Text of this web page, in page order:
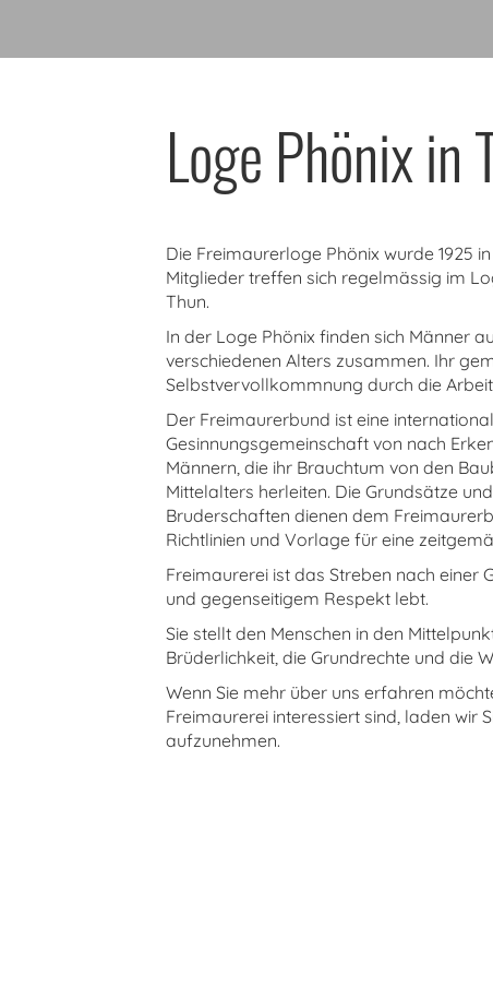
Loge Phönix in
Die Freimaurerloge Phönix wurde 1925
Mitglieder treffen sich regelmässig im
Thun.
In der Loge Phönix finden sich Männer
verschiedenen Alters zusammen. Ihr
Selbstvervollkommnung durch die
Der Freimaurerbund ist eine
Gesinnungsgemeinschaft von nach
Männern, die ihr Brauchtum von den
Mittelalters herleiten. Die Grundsätze
Bruderschaften dienen dem
Richtlinien und Vorlage für eine
Freimaurerei ist das Streben nach einer
und gegenseitigem Respekt lebt.
Sie stellt den Menschen in den
Brüderlichkeit, die Grundrechte und die
Wenn Sie mehr über uns erfahren
Freimaurerei interessiert sind, laden wir
aufzunehmen.